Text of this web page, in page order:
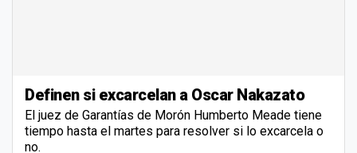
Definen si excarcelan a Oscar Nakazato
El juez de Garantías de Morón Humberto Meade tiene
tiempo hasta el martes para resolver si lo excarcela o
no.